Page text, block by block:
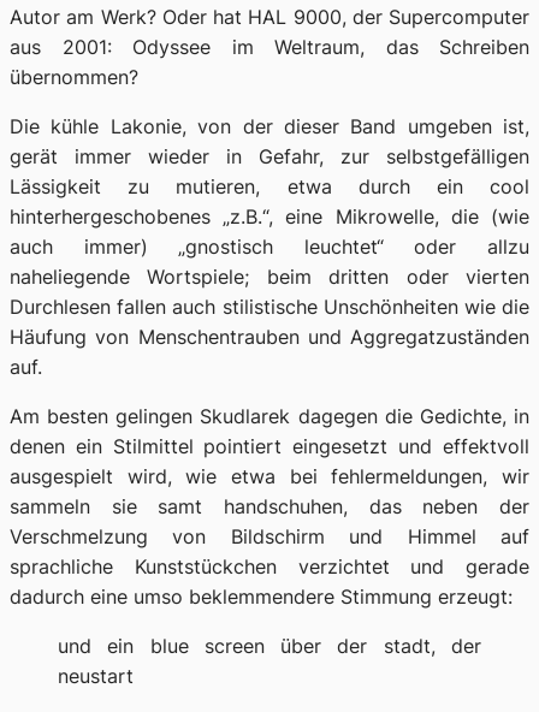
Autor am Werk? Oder hat HAL 9000, der Supercomputer
aus 2001: Odyssee im Weltraum, das Schreiben
übernommen?
Die kühle Lakonie, von der dieser Band umgeben ist,
gerät immer wieder in Gefahr, zur selbstgefälligen
Lässigkeit zu mutieren, etwa durch ein cool
hinterhergeschobenes „z.B.“, eine Mikrowelle, die (wie
auch immer) „gnostisch leuchtet“ oder allzu
naheliegende Wortspiele; beim dritten oder vierten
Durchlesen fallen auch stilistische Unschönheiten wie die
Häufung von Menschentrauben und Aggregatzuständen
auf.
Am besten gelingen Skudlarek dagegen die Gedichte, in
denen ein Stilmittel pointiert eingesetzt und effektvoll
ausgespielt wird, wie etwa beifehlermeldungen, wir
sammeln sie samt handschuhen, das neben der
Verschmelzung von Bildschirm und Himmel auf
sprachliche Kunststückchen verzichtet und gerade
dadurch eine umso beklemmendere Stimmung erzeugt:
und ein blue screen über der stadt, der
neustart